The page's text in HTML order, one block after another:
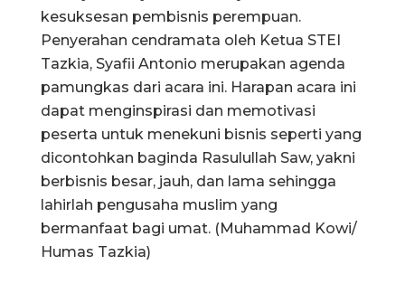
kesuksesan pembisnis perempuan.
Penyerahan cendramata oleh Ketua STEI
Tazkia, Syafii Antonio merupakan agenda
pamungkas dari acara ini. Harapan acara ini
dapat menginspirasi dan memotivasi
peserta untuk menekuni bisnis seperti yang
dicontohkan baginda Rasulullah Saw, yakni
berbisnis besar, jauh, dan lama sehingga
lahirlah pengusaha muslim yang
bermanfaat bagi umat. (Muhammad Kowi/
Humas Tazkia)